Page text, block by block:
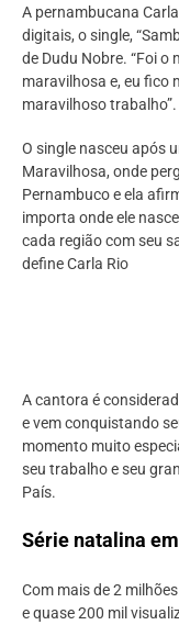
A pernambucana
digitais, o single,
de Dudu Nobre. “Foi o
maravilhosa e, eu fico
maravilhoso
O single nasceu após
Maravilhosa, onde
Pernambuco e ela
importa onde ele
cada região com seu
define Carla Rio
A cantora é
e vem conquistando
momento muito
seu trabalho e seu
País.
Série natalina
Com mais de 2
e quase 200 mil